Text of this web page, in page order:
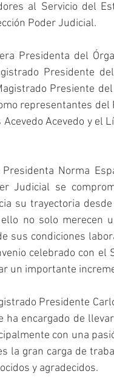
al Servicio del
Poder Judicial.
Presidenta del
Presidente
Presiente
representantes
Acevedo Acevedo y el
Norma
Judicial se
su trayectoria
no solo merecen
sus condiciones
celebrado con el
un importante
Presidente
encargado de
con una
la gran carga de
y agradecidos.